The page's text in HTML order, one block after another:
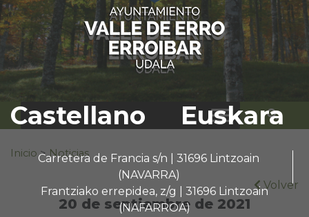
Castellano Euskara
Carretera de Francia s/n | 31696 Lintzoain
(NAVARRA)
Frantziako errepidea, z/g | 31696 Lintzoain
(NAFARROA)
Buscar:
Inicio > Noticias
Volver
20 de septiembre de 2021